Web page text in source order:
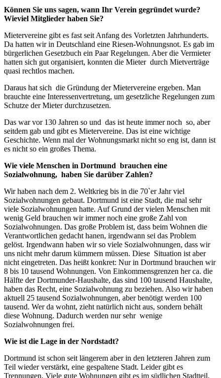
Können Sie uns sagen, wann Ihr Verein gegründet wurde?
Wieviel Mitglieder haben Sie?
Mietervereine gibt es fast seit Anfang des Vorletzten Jahrhunderts.
Da hatten wir in Deutschland eine Riesen-Wohnungsnot. Es gab im
bürgerlichen Gesetzbuch ein Paar Regelungen. Aber die Vermieter
hatten sich gut organisiert, konnten die Mieter durch Mietverträge
quasi rechtlos machen.
Daraus hat sich die Gründung der Mietervereine ergeben. Man
brauchte eine Interessenvertretung, um gesetzliche Regelungen zum
Schutze der Mieter durchzusetzen.
Das war vor 130 Jahren so und das ist heute immer noch so, aber
seitdem gab und gibt es Mietervereine. Das ist eine wichtige
Geschichte. Wenn mal der Wohnungsmarkt nicht so eng ist, dann ist
es nicht so ein großes Thema.
Wie viele Menschen in Dortmund brauchen eine
Sozialwohnung, haben Sie darüber Zahlen?
Wir haben nach dem 2. Weltkrieg bis in die 70`er Jahr viel
Sozialwohnungen gebaut. Dortmund ist eine Stadt, die mal sehr
viele Sozialwohnungen hatte. Auf Grund der vielen Menschen mit
wenig Geld brauchen wir immer noch eine große Zahl von
Sozialwohnungen. Das große Problem ist, dass beim Wohnen die
Verantwortlichen gedacht hanen, irgendwann sei das Problem
gelöst. Irgendwann haben wir so viele Sozialwohnungen, dass wir
uns nicht mehr darum kümmern müssen. Diese Situation ist aber
nicht eingetreten. Das heißt konkret: Nur in Dortmund brauchen wir
8 bis 10 tausend Wohnungen. Von Einkommensgrenzen her ca. die
Hälfte der Dortmunder-Haushalte, das sind 100 tausend Haushalte,
haben das Recht, eine Sozialwohnung zu beziehen. Also wir haben
aktuell 25 tausend Sozialwohnungen, aber benötigt werden 100
tausend. Wer da wohnt, zieht natürlich nicht aus, sondern behält
diese Wohnung. Dadurch werden nur sehr wenige
Sozialwohnungen frei.
Wie ist die Lage in der Nordstadt?
Dortmund ist schon seit längerem aber in den letzteren Jahren zum
Teil wieder verstärkt, eine gespaltene Stadt. Leider gibt es
Trennungen. Viele gute Wohnungen gibt es im südlichen Stadtteil.